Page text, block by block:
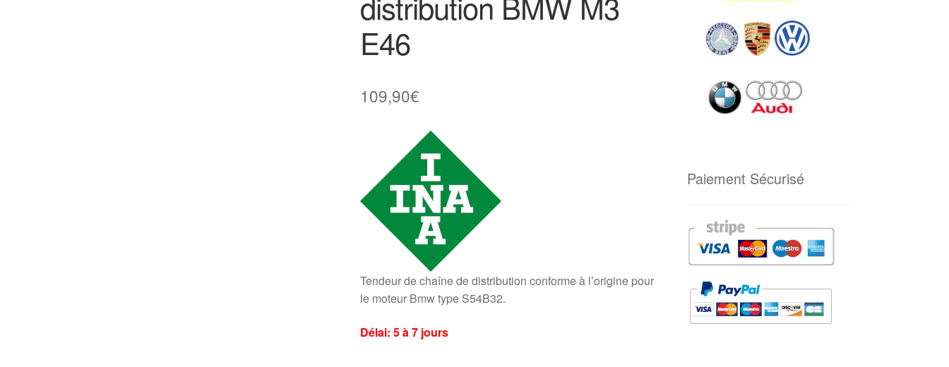
E46
109,90€
Tendeur de chaîne de distribution conforme à l’origine pour
le moteur Bmw type S54B32.
Délai: 5 à 7 jours
Paiement Sécurisé